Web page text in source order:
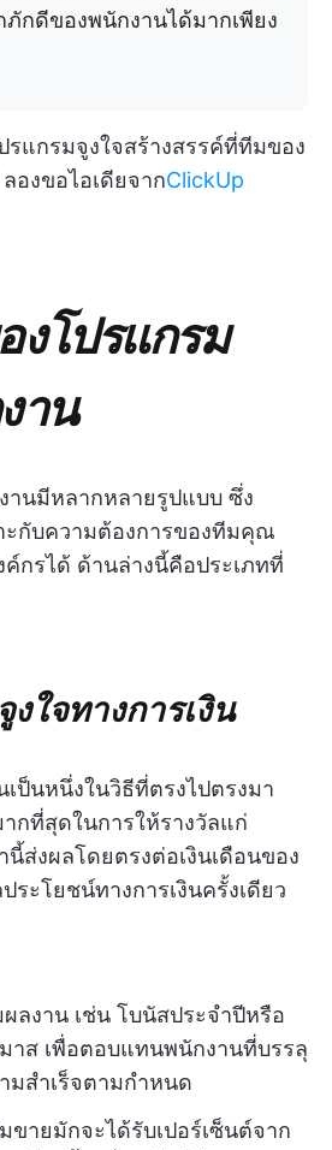
กดีของพนักงานได้มากเพียง
รแกรมจูงใจสร้างสรรค์ที่ทีมของ
องขอไอเดียจากClickUp
งโปรแกรม
าน
านมีหลากหลายรูปแบบ ซึ่ง
ะกับความต้องการของทีมคุณ
ค์กรได้ ด้านล่างนี้คือประเภทที่
ใจทางการเงิน
เป็นหนึ่งในวิธีที่ตรงไปตรงมา
กที่สุดในการให้รางวัลแก่
นี้ส่งผลโดยตรงต่อเงินเดือนของ
ะโยชน์ทางการเงินครั้งเดียว
ลงาน เช่น โบนัสประจำปีหรือ
าส เพื่อตอบแทนพนักงานที่บรรลุ
มสำเร็จตามกำหนด
ขายมักจะได้รับเปอร์เซ็นต์จาก